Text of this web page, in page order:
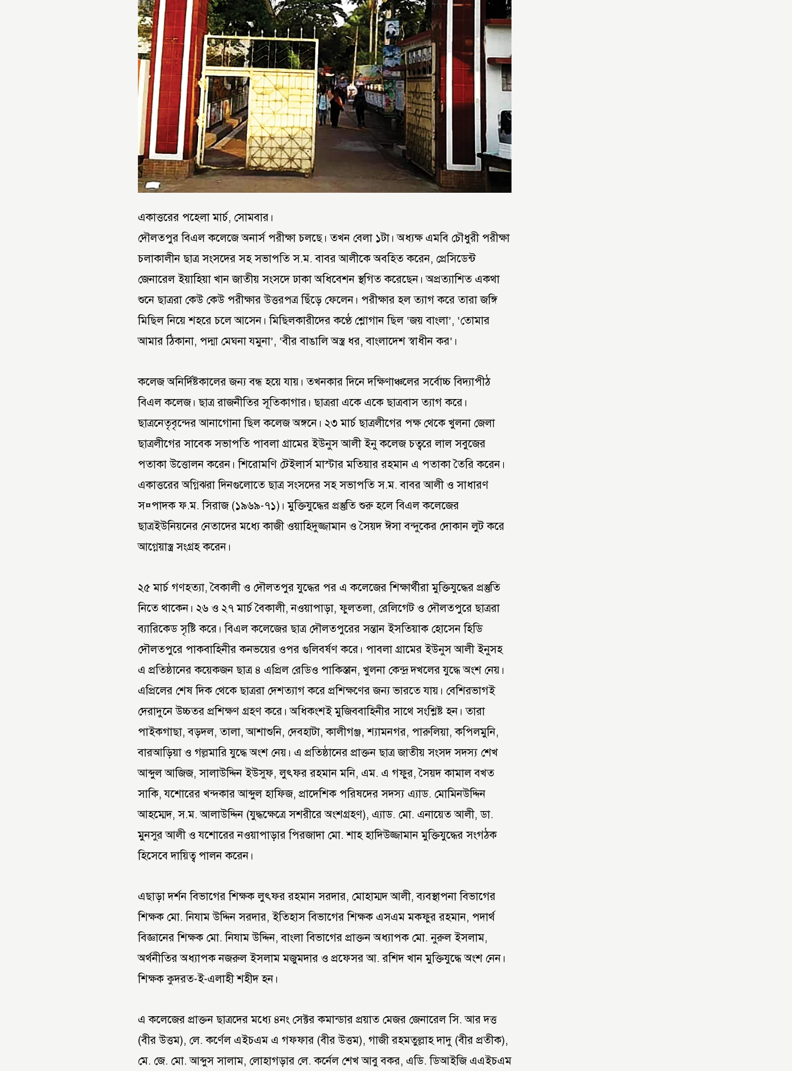
একাত্তরের পহেলা মার্চ, সোমবার।
দৌলতপুর বিএল কলেজে অনার্স পরীক্ষা চলছে। তখন বেলা ১টা। অধ্যক্ষ এমবি চৌধুরী পরীক্ষা
চলাকালীন ছাত্র সংসদের সহ সভাপতি স.ম. বাবর আলীকে অবহিত করেন, প্রেসিডেন্ট
জেনারেল ইয়াহিয়া খান জাতীয় সংসদে ঢাকা অধিবেশন স্থগিত করেছেন। অপ্রত্যাশিত একথা
শুনে ছাত্ররা কেউ কেউ পরীক্ষার উত্তরপত্র ছিঁড়ে ফেলেন। পরীক্ষার হল ত্যাগ করে তারা জঙ্গি
মিছিল নিয়ে শহরে চলে আসেন। মিছিলকারীদের কণ্ঠে শ্লোগান ছিল ‘জয় বাংলা’, ‘তোমার
আমার ঠিকানা, পদ্মা মেঘনা যমুনা’, ‘বীর বাঙালি অস্ত্র ধর, বাংলাদেশ স্বাধীন কর’।
কলেজ অনির্দিষ্টকালের জন্য বন্ধ হয়ে যায়। তখনকার দিনে দক্ষিণাঞ্চলের সর্বোচ্চ বিদ্যাপীঠ
বিএল কলেজ। ছাত্র রাজনীতির সূতিকাগার। ছাত্ররা একে একে ছাত্রবাস ত্যাগ করে।
ছাত্রনেতৃবৃন্দের আনাগোনা ছিল কলেজ অঙ্গনে। ২৩ মার্চ ছাত্রলীগের পক্ষ থেকে খুলনা জেলা
ছাত্রলীগের সাবেক সভাপতি পাবলা গ্রামের ইউনুস আলী ইনু কলেজ চত্বরে লাল সবুজের
পতাকা উত্তোলন করেন। শিরোমণি টেইলার্স মাস্টার মতিয়ার রহমান এ পতাকা তৈরি করেন।
একাত্তরের অগ্নিঝরা দিনগুলোতে ছাত্র সংসদের সহ সভাপতি স.ম. বাবর আলী ও সাধারণ
স¤পাদক ফ.ম. সিরাজ (১৯৬৯-৭১)। মুক্তিযুদ্ধের প্রস্তুতি শুরু হলে বিএল কলেজের
ছাত্রইউনিয়নের নেতাদের মধ্যে কাজী ওয়াহিদুজ্জামান ও সৈয়দ ঈসা বন্দুকের দোকান লুট করে
আগ্নেয়াস্ত্র সংগ্রহ করেন।
২৫ মার্চ গণহত্যা, বৈকালী ও দৌলতপুর যুদ্ধের পর এ কলেজের শিক্ষার্থীরা মুক্তিযুদ্ধের প্রস্তুতি
নিতে থাকেন। ২৬ ও ২৭ মার্চ বৈকালী, নওয়াপাড়া, ফুলতলা, রেলিগেট ও দৌলতপুরে ছাত্ররা
ব্যারিকেড সৃষ্টি করে। বিএল কলেজের ছাত্র দৌলতপুরের সন্তান ইসতিয়াক হোসেন হিডি
দৌলতপুরে পাকবাহিনীর কনভয়ের ওপর গুলিবর্ষণ করে। পাবলা গ্রামের ইউনুস আলী ইনুসহ
এ প্রতিষ্ঠানের কয়েকজন ছাত্র ৪ এপ্রিল রেডিও পাকিস্তান, খুলনা কেন্দ্র দখলের যুদ্ধে অংশ নেয়।
এপ্রিলের শেষ দিক থেকে ছাত্ররা দেশত্যাগ করে প্রশিক্ষণের জন্য ভারতে যায়। বেশিরভাগই
দেরাদুনে উচ্চতর প্রশিক্ষণ গ্রহণ করে। অধিকংশই মুজিববাহিনীর সাথে সংশ্লিষ্ট হন। তারা
পাইকগাছা, বড়দল, তালা, আশাশুনি, দেবহাটা, কালীগঞ্জ, শ্যামনগর, পারুলিয়া, কপিলমুনি,
বারআড়িয়া ও গল্লমারি যুদ্ধে অংশ নেয়। এ প্রতিষ্ঠানের প্রাক্তন ছাত্র জাতীয় সংসদ সদস্য শেখ
আব্দুল আজিজ, সালাউদ্দিন ইউসুফ, লুৎফর রহমান মনি, এম. এ গফুর, সৈয়দ কামাল বখত
সাকি, যশোরের খন্দকার আব্দুল হাফিজ, প্রাদেশিক পরিষদের সদস্য এ্যাড. মোমিনউদ্দিন
আহম্মেদ, স.ম. আলাউদ্দিন (যুদ্ধক্ষেত্রে সশরীরে অংশগ্রহণ), এ্যাড. মো. এনায়েত আলী, ডা.
মুনসুর আলী ও যশোরের নওয়াপাড়ার পিরজাদা মো. শাহ হাদিউজ্জামান মুক্তিযুদ্ধের সংগঠক
হিসেবে দায়িত্ব পালন করেন।
এছাড়া দর্শন বিভাগের শিক্ষক লুৎফর রহমান সরদার, মোহাম্মদ আলী, ব্যবস্থাপনা বিভাগের
শিক্ষক মো. নিযাম উদ্দিন সরদার, ইতিহাস বিভাগের শিক্ষক এসএম মকফুর রহমান, পদার্থ
বিজ্ঞানের শিক্ষক মো. নিযাম উদ্দিন, বাংলা বিভাগের প্রাক্তন অধ্যাপক মো. নুরুল ইসলাম,
অর্থনীতির অধ্যাপক নজরুল ইসলাম মজুমদার ও প্রফেসর আ. রশিদ খান মুক্তিযুদ্ধে অংশ নেন।
শিক্ষক কুদরত-ই-এলাহী শহীদ হন।
এ কলেজের প্রাক্তন ছাত্রদের মধ্যে ৪নং সেক্টর কমান্ডার প্রয়াত মেজর জেনারেল সি. আর দত্ত
(বীর উত্তম), লে. কর্ণেল এইচএম এ গফফার (বীর উত্তম), গাজী রহমতুল্লাহ দাদু (বীর প্রতীক),
মে. জে. মো. আব্দুস সালাম, লোহাগড়ার লে. কর্নেল শেখ আবু বকর, এডি. ডিআইজি এএইচএম